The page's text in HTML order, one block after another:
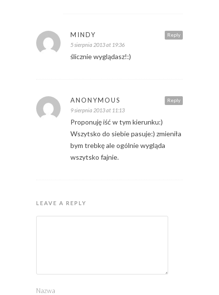
Reply
MINDY
5 sierpnia 2013 at 19:36
ślicznie wyglądasz!:)
Reply
ANONYMOUS
9 sierpnia 2013 at 11:13
Proponuję iść w tym kierunku:)
Wszytsko do siebie pasuje:) zmieniła
bym trebkę ale ogólnie wygląda
wszytsko fajnie.
LEAVE A REPLY
Nazwa